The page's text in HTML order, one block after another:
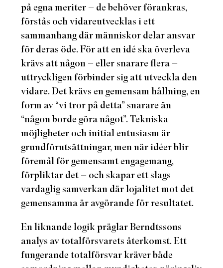
på egna meriter – de behöver förankras,
förstås och vidareutvecklas i ett
sammanhang där människor delar ansvar
för deras öde. För att en idé ska överleva
krävs att någon – eller snarare flera –
uttryckligen förbinder sig att utveckla den
vidare. Det krävs en gemensam hållning, en
form av “vi tror på detta” snarare än
“någon borde göra något”. Tekniska
möjligheter och initial entusiasm är
grundförutsättningar, men när idéer blir
föremål för gemensamt engagemang,
förpliktar det – och skapar ett slags
vardaglig samverkan där lojalitet mot det
gemensamma är avgörande för resultatet.
En liknande logik präglar Berndtssons
analys av totalförsvarets återkomst. Ett
fungerande totalförsvar kräver både